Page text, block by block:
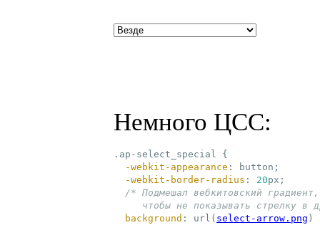
Немного ЦСС:
.ap-select_special
{
-webkit-appearance : button ;
-webkit-border-radius : 20px ;
/* Подмешал вебкитовский градиент,
чтобы не показывать стрелку в
background : url( select-arrow.png )